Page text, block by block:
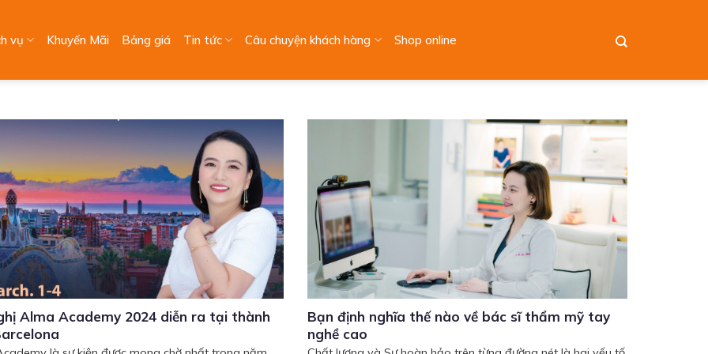
vụ Khuyến Mãi Bảng giá Tin tức Câu chuyện khách hàng Shop online
Alma Academy 2024 diễn ra tại thành
Bạn định nghĩa thế nào về bác sĩ thẩm mỹ tay
nghề cao